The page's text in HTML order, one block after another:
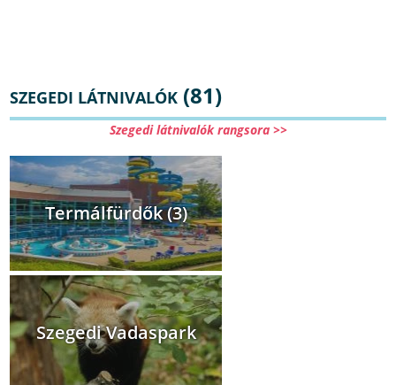
SZEGEDI LÁTNIVALÓK (81)
Szegedi látnivalók rangsora >>
Termálfürdők (3)
Szegedi Vadaspark